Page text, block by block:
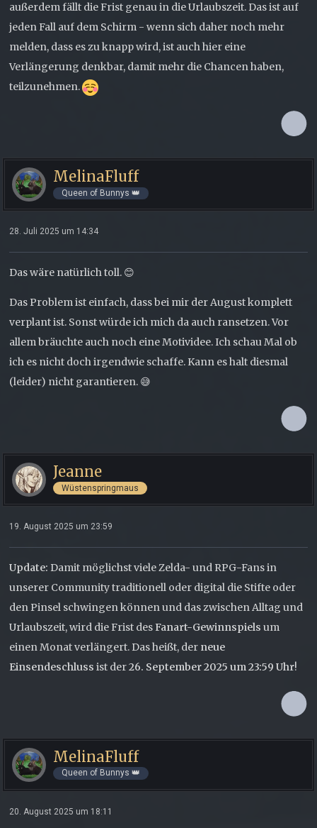
außerdem fällt die Frist genau in die Urlaubszeit. Das ist auf
jeden Fall auf dem Schirm - wenn sich daher noch mehr
melden, dass es zu knapp wird, ist auch hier eine
Verlängerung denkbar, damit mehr die Chancen haben,
teilzunehmen.
MelinaFluff
Queen of Bunnys 👑
28. Juli 2025 um 14:34
Das wäre natürlich toll. 😊
Das Problem ist einfach, dass bei mir der August komplett
verplant ist. Sonst würde ich mich da auch ransetzen. Vor
allem bräuchte auch noch eine Motividee. Ich schau Mal ob
ich es nicht doch irgendwie schaffe. Kann es halt diesmal
(leider) nicht garantieren. 😅
Jeanne
Wüstenspringmaus
19. August 2025 um 23:59
Update: Damit möglichst viele Zelda- und RPG-Fans in
unserer Community traditionell oder digital die Stifte oder
den Pinsel schwingen können und das zwischen Alltag und
Urlaubszeit, wird die Frist desFanart-Gewinnspiels um
einen Monat verlängert. Das heißt, der neue
Einsendeschluss ist der26. September 2025 um 23:59 Uhr!
MelinaFluff
Queen of Bunnys 👑
20. August 2025 um 18:11